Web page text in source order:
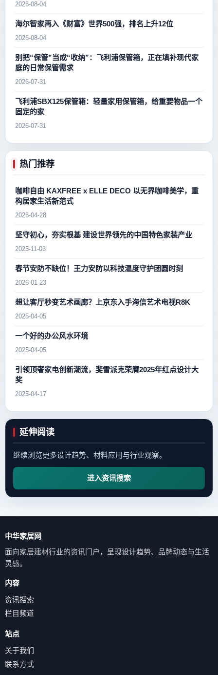
2026-08-04
海尔智家再入《财富》世界500强，排名上升12位
2026-08-04
别把“保管”当成“收纳”：飞利浦保管箱，正在填补现代家
庭的日常保管需求
2026-07-31
飞利浦SBX125保管箱：轻量家用保管箱，给重要物品一个
固定的家
2026-07-31
热门推荐
咖啡自由 KAXFREE x ELLE DECO 以无界咖啡美学，重
构居家生活新范式
2026-04-28
坚守初心，夯实根基 建设世界领先的中国特色家装产业
2025-11-03
春节安防不缺位！王力安防以科技温度守护团圆时刻
2026-01-23
想让客厅秒变艺术画廊？上京东入手海信艺术电视R8K
2025-04-05
一个好的办公风水环境
2025-04-05
引领顶奢家电创新潮流，斐雪派克荣膺2025年红点设计大
奖
2025-04-17
延伸阅读
继续浏览更多设计趋势、材料应用与行业观察。
进入资讯搜索
中华家居网
面向家居建材行业的资讯门户，呈现设计趋势、品牌动态与生活
灵感。
内容
资讯搜索
栏目频道
站点
关于我们
联系方式